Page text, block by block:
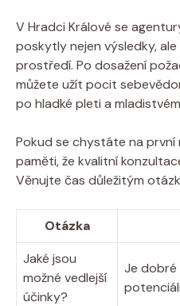
V Hradci Králové se
poskytly nejen výsledky,
prostředí. Po dosažení
můžete užít pocit
po hladké pleti a
Pokud se chystáte na
paměti, že kvalitní
Věnujte čas důležitým
Otázka
Jaké jsou
možné vedlejší
účinky?
Je dobré